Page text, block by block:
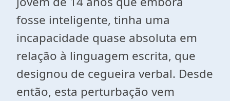
fosse inteligente, tinha uma
incapacidade quase absoluta em
relação à linguagem escrita, que
designou de cegueira verbal. Desde
então, esta perturbação vem